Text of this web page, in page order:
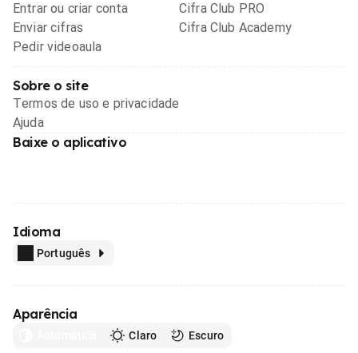
Entrar ou criar conta
Enviar cifras
Pedir videoaula
Cifra Club PRO
Cifra Club Academy
Sobre o site
Termos de uso e privacidade
Ajuda
Baixe o aplicativo
Idioma
Português
Aparência
Claro Escuro